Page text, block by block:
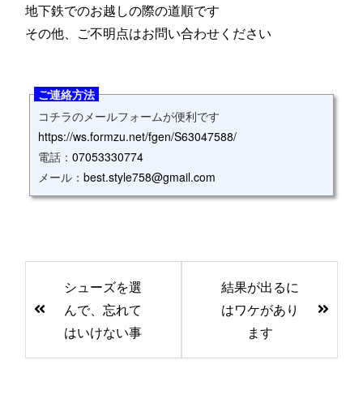
地下鉄でのお越しの際の道順です
その他、ご不明点はお問い合わせください
ご連絡方法
コチラのメールフォームが便利です
https://ws.formzu.net/fgen/S63047588/
電話： 07053330774
メール： best.style758@gmail.com
の
シューズを選
んで、忘れて
はいけない事
結果が出るに
はワケがあり
ます